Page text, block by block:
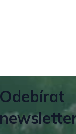
Odebírat